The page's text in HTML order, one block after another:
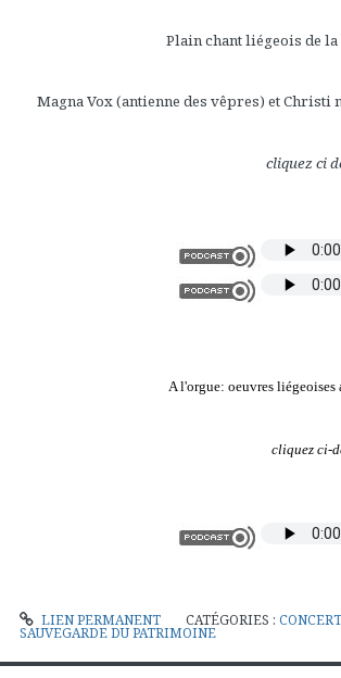
Plain chant liégeois de
Magna Vox (antienne des vêpres) et Christi
cliquez ci
A l'orgue: oeuvres liégeoises
cliquez ci-
LIEN PERMANENT CATÉGORIES :
SAUVEGARDE DU PATRIMOINE